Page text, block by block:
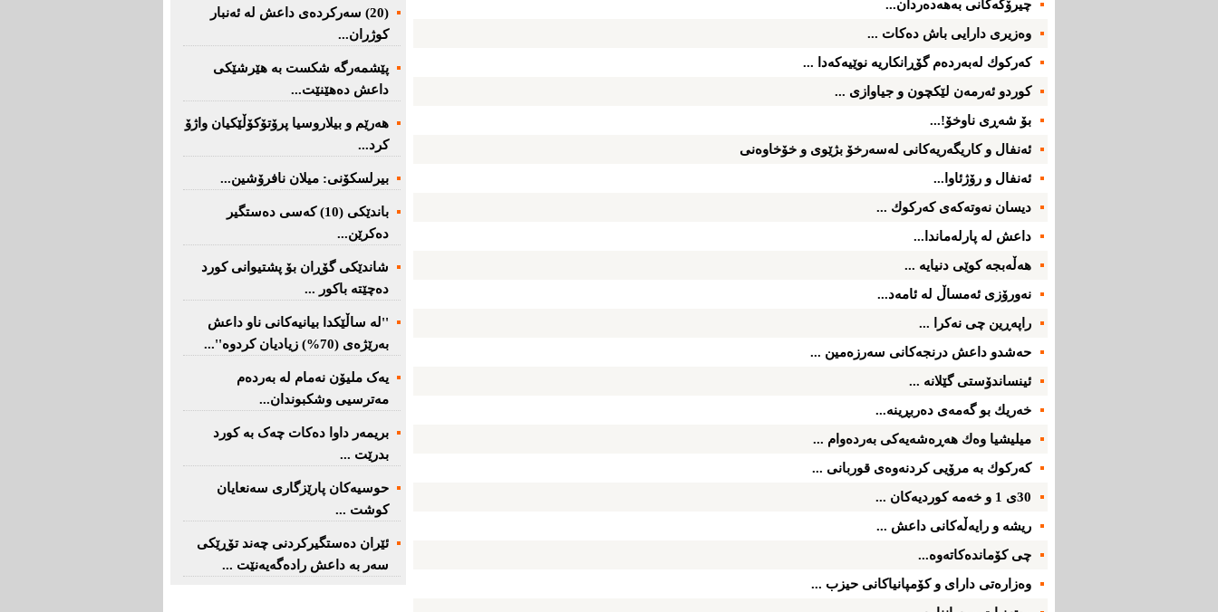
چیرۆكه‌كانی‌ به‌هه‌ده‌ردان...
وه‌زیری‌ دارایی‌ باش ده‌كات ...
كه‌ركوك له‌به‌رده‌م گۆڕانكاریه‌ نوێیه‌كه‌دا ...
كوردو ئه‌رمه‌ن لێكچون و جیاوازی ...
بۆ شه‌ڕی‌ ناوخۆ!...
ئه‌نفال و كاریگه‌ریه‌كانی‌ له‌سه‌رخۆ بژێوی‌ و خۆخاوه‌نی‌
ئه‌نفال و رۆژئاوا...
دیسان نه‌وته‌كه‌ی كه‌ركوك ...
داعش له‌ پارله‌ماندا...
هه‌ڵه‌بجه‌ كوێی دنیایه‌ ...
نه‌ورۆزی ئه‌مساڵ له‌ ئامه‌د...
راپه‌ڕین چی‌ نه‌كرا ...
حه‌شدو داعش درنجه‌كانی سه‌رزه‌مین ...
ئینساندۆستی گێلانه‌ ...
خه‌ریك بو گه‌مه‌ی ده‌ربڕینه‌...
میلیشیا وه‌ك هه‌ڕه‌شه‌یه‌كی به‌رده‌وام ...
كه‌ركوك به‌ مرۆیی كردنه‌وه‌ی قوربانی ...
30ی 1 و خه‌مه‌ كوردیه‌كان ...
ریشه‌ و رایه‌ڵه‌كانی داعش ...
چی كۆمانده‌كاته‌وه‌...
وه‌زاره‌تی‌ دارای‌ و كۆمپانیاكانی‌ حیزب ...
(20) سه‌ركرده‌ی داعش لە ئەنبار
کوژران...
پێشمەرگە شكست بە هێرشێكی
داعش دەهێنێت...
هەرێم و بیلاروسیا پرۆتۆکۆڵێکیان واژۆ
کرد...
بیرلسكۆنی: میلان نافرۆشین...
باندێکی (10) کەسى دەستگیر
دەکرێن...
شاندێکى گۆڕان بۆ پشتیوانی کورد
دەچێتە باکور ...
''لە ساڵێکدا بیانیه‌كانی ناو داعش
بەرێژەى (70%) زیادیان کردوە''...
یەک ملیۆن نەمام لە بەردەم
مەترسیی وشکبوندان...
بریمه‌ر داوا دەکات چەک بە کورد
بدرێت ...
حوسیەکان پارێزگارى سەنعایان
کوشت ...
ئێران دەستگیرکردنى چه‌ند تۆڕێكی‌
سه‌ر به‌ داعش رادەگەیەنێت ...